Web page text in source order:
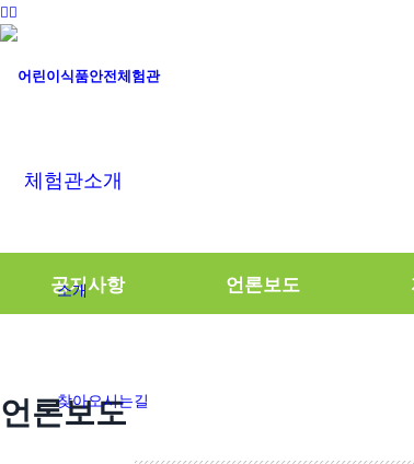
체험관소개
소개
찾아오시는길
공지사항 언론보도
언론보도